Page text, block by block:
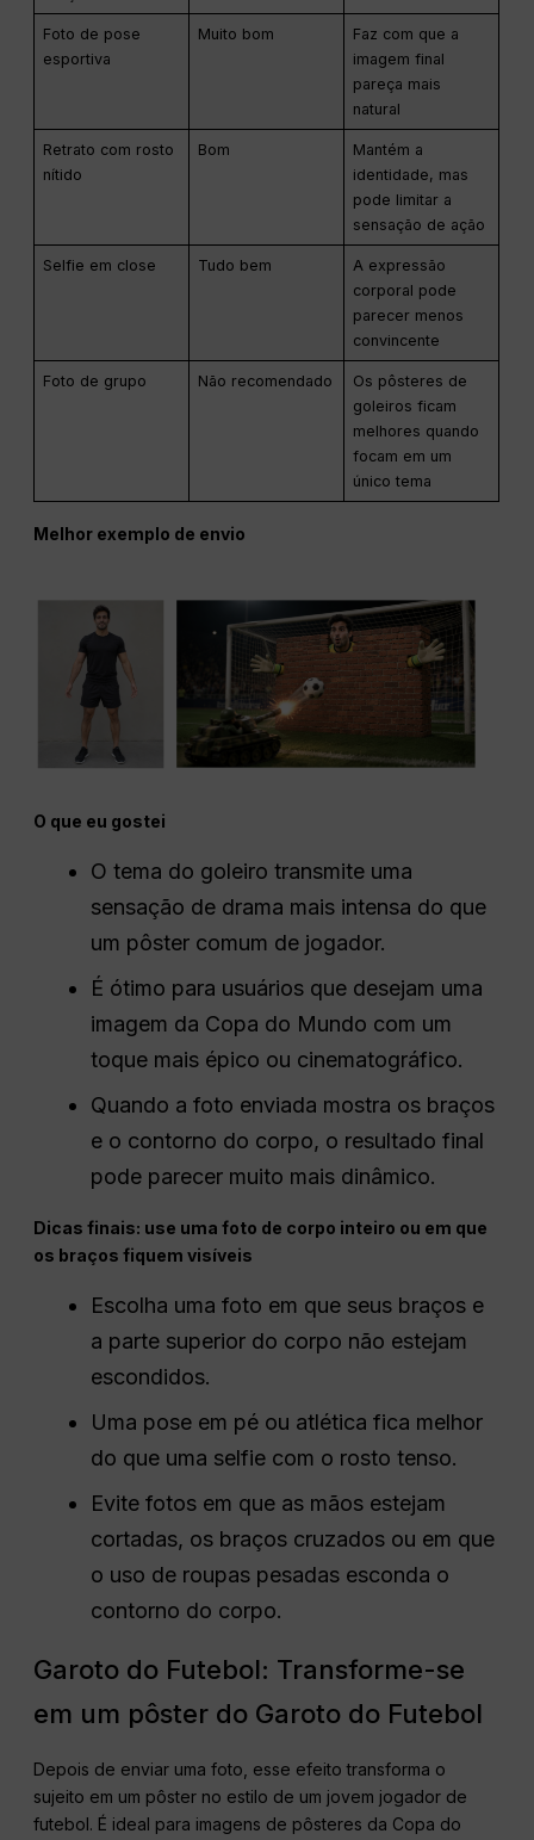
Foto de pose
esportiva
Muito bom
Faz com que a
imagem final
pareça mais
natural
Retrato com rosto
nítido
Bom
Mantém a
identidade, mas
pode limitar a
sensação de ação
Selfie em close Tudo bem
A expressão
corporal pode
parecer menos
convincente
Foto de grupo Não recomendado
Os pôsteres de
goleiros ficam
melhores quando
focam em um
único tema
Melhor exemplo de envio
O que eu gostei
O tema do goleiro transmite uma
sensação de drama mais intensa do que
um pôster comum de jogador.
É ótimo para usuários que desejam uma
imagem da Copa do Mundo com um
toque mais épico ou cinematográfico.
Quando a foto enviada mostra os braços
e o contorno do corpo, o resultado final
pode parecer muito mais dinâmico.
Dicas finais: use uma foto de corpo inteiro ou em que
os braços fiquem visíveis
Escolha uma foto em que seus braços e
a parte superior do corpo não estejam
escondidos.
Uma pose em pé ou atlética fica melhor
do que uma selfie com o rosto tenso.
Evite fotos em que as mãos estejam
cortadas, os braços cruzados ou em que
o uso de roupas pesadas esconda o
contorno do corpo.
Garoto do Futebol: Transforme-se
em um pôster do Garoto do Futebol
Depois de enviar uma foto, esse efeito transforma o
sujeito em um pôster no estilo de um jovem jogador de
futebol. É ideal para imagens de pôsteres da Copa do